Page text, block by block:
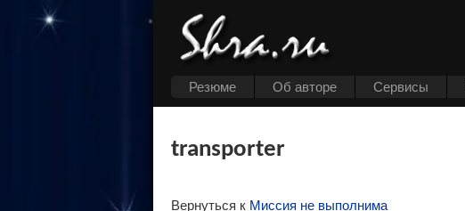
Резюме Об авторе Cервисы
transporter
Вернуться к Миссия не выполнима